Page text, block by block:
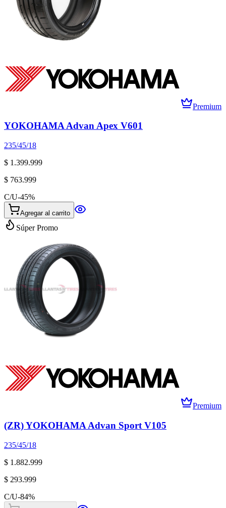
Premium
YOKOHAMA Advan Apex V601
235/45/18
$ 1.399.999
$ 763.999
C/U-45%
Agregar al carrito
Súper Promo
Premium
(ZR) YOKOHAMA Advan Sport V105
235/45/18
$ 1.882.999
$ 293.999
C/U-84%